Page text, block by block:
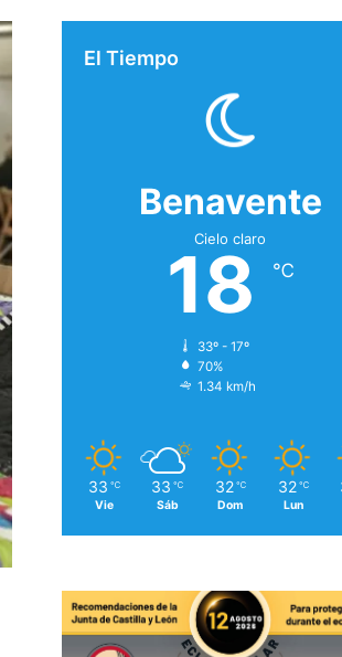
El Tiempo
Benavente
Cielo claro
18 ℃
33º - 17º
70%
1.34 km/h
33 ℃
Vie
33 ℃
Sáb
32 ℃
Dom
32 ℃
Lun